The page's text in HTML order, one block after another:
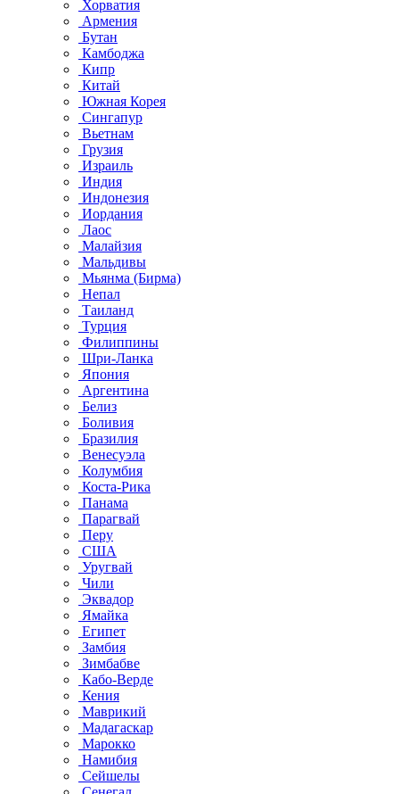
Хорватия
Армения
Бутан
Камбоджа
Кипр
Китай
Южная Корея
Сингапур
Вьетнам
Грузия
Израиль
Индия
Индонезия
Иордания
Лаос
Малайзия
Мальдивы
Мьянма (Бирма)
Непал
Таиланд
Турция
Филиппины
Шри-Ланка
Япония
Аргентина
Белиз
Боливия
Бразилия
Венесуэла
Колумбия
Коста-Рика
Панама
Парагвай
Перу
США
Уругвай
Чили
Эквадор
Ямайка
Египет
Замбия
Зимбабве
Кабо-Верде
Кения
Маврикий
Мадагаскар
Марокко
Намибия
Сейшелы